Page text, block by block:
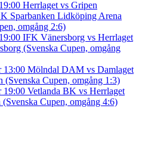
19:00 Herrlaget vs Gripen
Sparbanken Lidköping Arena
omgång 2:6)
19:00 IFK Vänersborg vs Herrlaget
(Svenska Cupen, omgång
13:00 Mölndal DAM vs Damlaget
(Svenska Cupen, omgång 1:3)
19:00 Vetlanda BK vs Herrlaget
Cupen, omgång 4:6)